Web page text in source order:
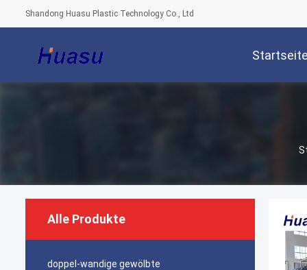
Shandong Huasu Plastic Technology Co., Ltd
Alle Produkte
doppel-wandige gewölbte